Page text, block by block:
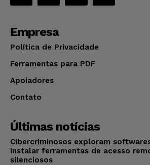
Empresa
Política de Privacidade
Ferramentas para PDF
Apoiadores
Contato
Últimas notícias
Cibercriminosos exploram
instalar ferramentas de acesso
silenciosos